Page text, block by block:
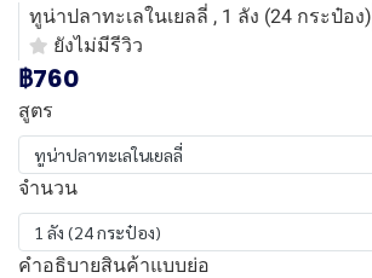
ทูน่าปลาทะเลในเยลลี่ , 1 ลัง (24 กระป๋อง)
ยังไม่มีรีวิว
฿760
สูตร
ทูน่าปลาทะเลในเยลลี่
จำนวน
1 ลัง (24 กระป๋อง)
คำอธิบายสินค้าแบบย่อ